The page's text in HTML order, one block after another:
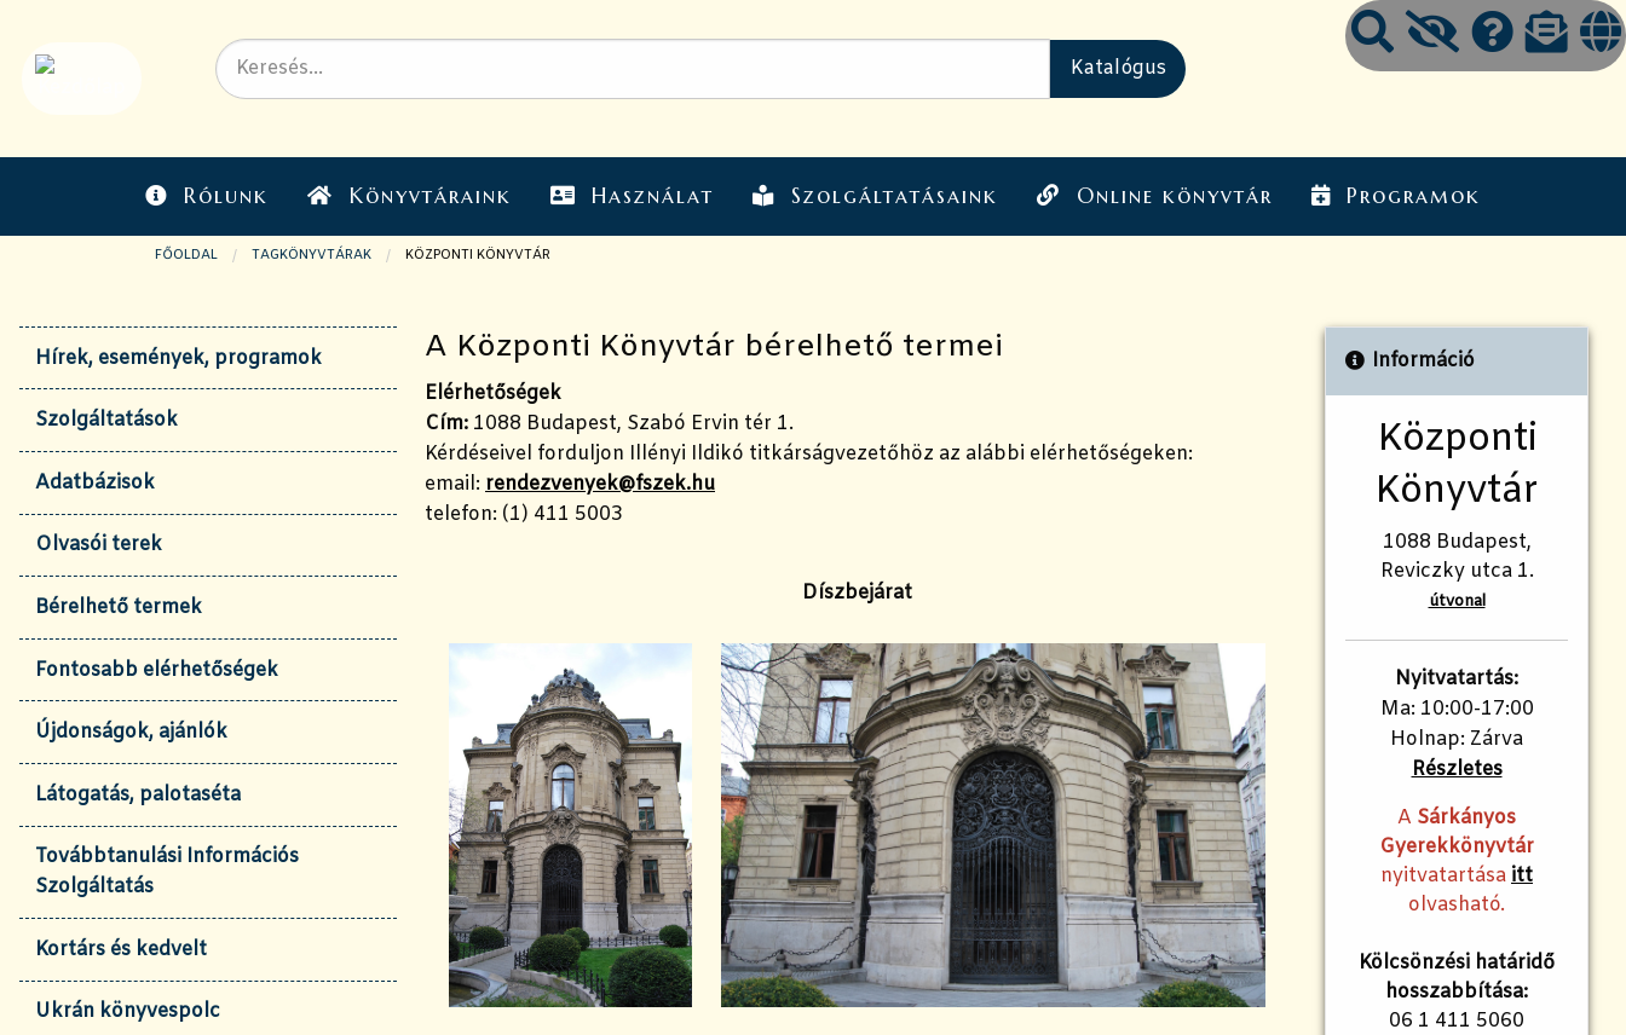
Rólunk Könyvtáraink Használat Szolgáltatásaink Online könyvtár Programok
FŐOLDAL TAGKÖNYVTÁRAK JELENLEGI OLDAL:
KÖZPONTI KÖNYVTÁR
Hírek, események, programok
Szolgáltatások
Adatbázisok
Olvasói terek
Bérelhető termek
Fontosabb elérhetőségek
Újdonságok, ajánlók
Látogatás, palotaséta
Továbbtanulási Információs
Szolgáltatás
Kortárs és kedvelt
Ukrán könyvespolc
A Központi Könyvtár bérelhető termei
Elérhetőségek
Cím: 1088 Budapest, Szabó Ervin tér 1.
Kérdéseivel forduljon Illényi Ildikó titkárságvezetőhöz az alábbi elérhetőségeken:
email: rendezvenyek@fszek.hu
telefon: (1) 411 5003
Díszbejárat
Információ
Központi
Könyvtár
1088 Budapest,
Reviczky utca 1.
útvonal
Nyitvatartás:
Ma: 10:00-17:00
Holnap: Zárva
Részletes
A Sárkányos
Gyerekkönyvtár
nyitvatartása itt
olvasható.
Kölcsönzési határidő
hosszabbítása:
06 1 411 5060